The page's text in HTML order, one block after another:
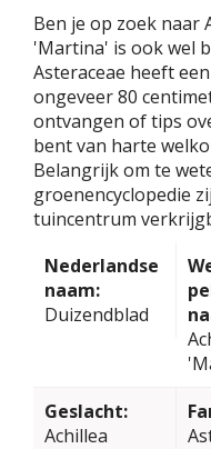
Ben je op zoek naar
'Martina' is ook wel
Asteraceae heeft
ongeveer 80
ontvangen of tips
bent van harte
Belangrijk om te
groenencyclopedie
tuincentrum
Nederlandse
naam:
Duizendblad
Geslacht:
Achillea